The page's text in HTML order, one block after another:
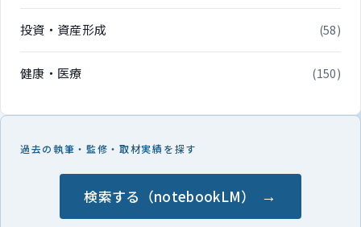
投資・資産形成 (58)
健康・医療 (150)
過去の執筆・監修・取材実績を探す
検索する（notebookLM）